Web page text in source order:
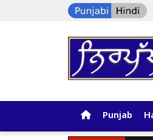
Punjab